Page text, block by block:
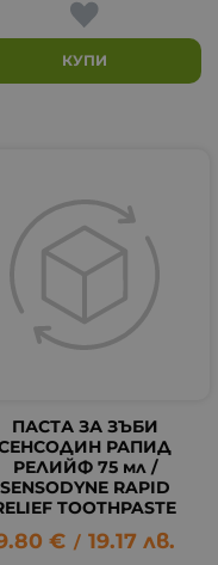
КУПИ
ПАСТА ЗА ЗЪБИ
РАПИД
РЕЛИЙФ 75 мл /
SENSODYNE RAPID
TOOTHPASTE
€ / 19.17 лв.